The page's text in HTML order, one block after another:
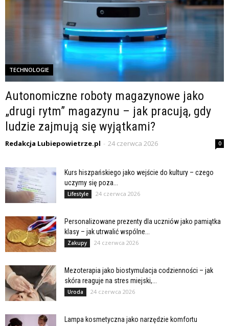
TECHNOLOGIE
Autonomiczne roboty magazynowe jako
„drugi rytm” magazynu – jak pracują, gdy
ludzie zajmują się wyjątkami?
Redakcja Lubiepowietrze.pl - 24 czerwca 2026 0
Kurs hiszpańskiego jako wejście do kultury – czego
uczymy się poza...
Lifestyle 24 czerwca 2026
Personalizowane prezenty dla uczniów jako pamiątka
klasy – jak utrwalić wspólne...
Zakupy 24 czerwca 2026
Mezoterapia jako biostymulacja codzienności – jak
skóra reaguje na stres miejski,...
Uroda 24 czerwca 2026
Lampa kosmetyczna jako narzędzie komfortu